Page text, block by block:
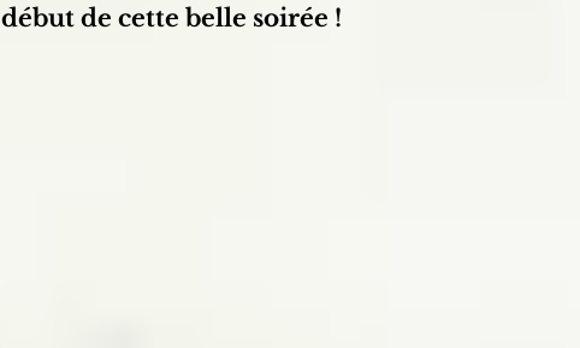
début de cette belle soirée !